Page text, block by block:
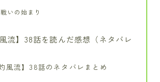
いの始まり
風流】38話を読んだ感想（ネタバレ
灼風流】38話のネタバレまとめ